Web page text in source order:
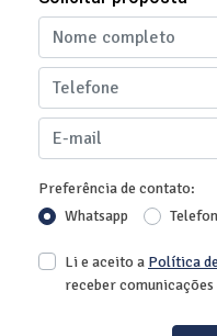
Preferência de contato:
Whatsapp
Li e aceito a Política
receber